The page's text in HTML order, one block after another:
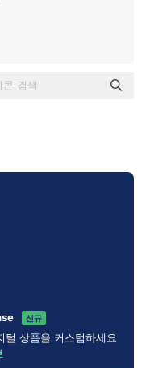
신규
털 상품을 커스텀하세요